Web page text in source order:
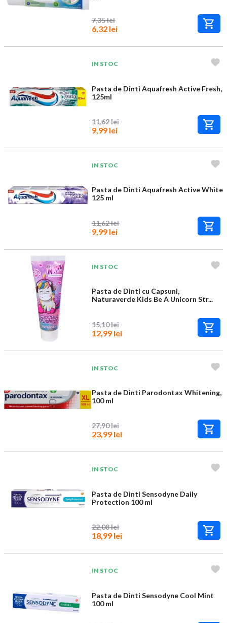
7,35 lei
6,32 lei
IN STOC
Pasta de Dinti Aquafresh Active Fresh,
125ml
11,62 lei
9,99 lei
IN STOC
Pasta de Dinti Aquafresh Active White
125 ml
11,62 lei
9,99 lei
IN STOC
Pasta de Dinti cu Capsuni,
Naturaverde Kids Be A Unicorn Str...
15,10 lei
12,99 lei
IN STOC
Pasta de Dinti Parodontax Whitening,
100 ml
27,90 lei
23,99 lei
IN STOC
Pasta de Dinti Sensodyne Daily
Protection 100 ml
22,08 lei
18,99 lei
IN STOC
Pasta de Dinti Sensodyne Cool Mint
100 ml